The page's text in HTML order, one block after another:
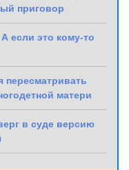
приговор
если это кому-то
пересматривать
матери
в суде версию